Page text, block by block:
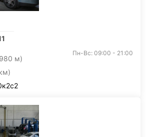
м)
Пн-Вс: 09:00 - 21:00